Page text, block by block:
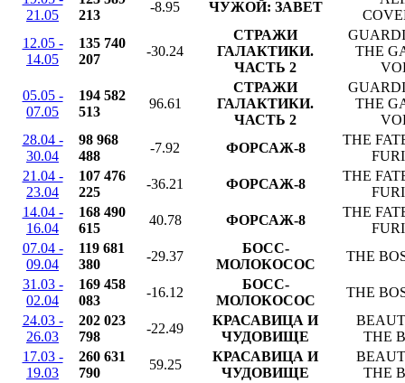
21.05
213
-8.95 ЧУЖОЙ: ЗАВЕТ
12.05 -
14.05
135 740
207
-30.24
СТРАЖИ
ГАЛАКТИКИ.
ЧАСТЬ 2
THE
05.05 -
07.05
194 582
513
96.61
СТРАЖИ
ГАЛАКТИКИ.
ЧАСТЬ 2
THE
28.04 -
30.04
98 968
488
-7.92 ФОРСАЖ-8
THE
21.04 -
23.04
107 476
225
-36.21 ФОРСАЖ-8
THE
14.04 -
16.04
168 490
615
40.78 ФОРСАЖ-8
THE
07.04 -
09.04
119 681
380
-29.37
БОСС-
МОЛОКОСОС
THE
31.03 -
02.04
169 458
083
-16.12
БОСС-
МОЛОКОСОС
THE
24.03 -
26.03
202 023
798
-22.49
КРАСАВИЦА И
ЧУДОВИЩЕ
THE
17.03 -
19.03
260 631
790
59.25
КРАСАВИЦА И
ЧУДОВИЩЕ
THE